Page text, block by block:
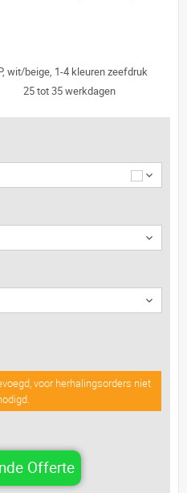
wit/beige, 1-4 kleuren zeefdruk
25 tot 35 werkdagen
voor herhalingsorders niet
Offerte